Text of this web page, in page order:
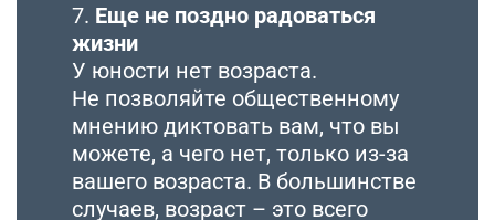
7. Еще не поздно радоваться
жизни
У юности нет возраста.
Не позволяйте общественному
мнению диктовать вам, что вы
можете, а чего нет, только из-за
вашего возраста. В большинстве
случаев, возраст – это всего